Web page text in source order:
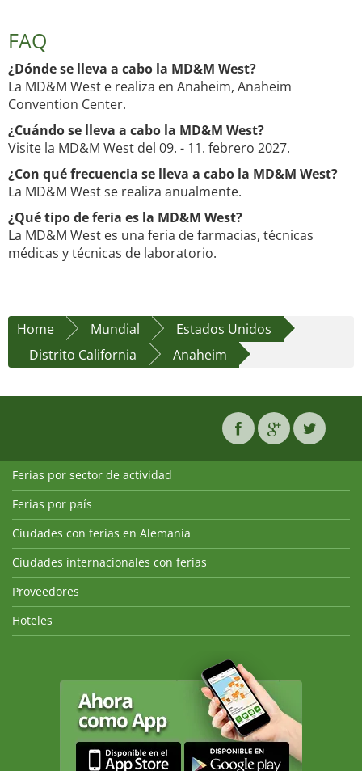
FAQ
¿Dónde se lleva a cabo la MD&M West?
La MD&M West e realiza en Anaheim, Anaheim
Convention Center.
¿Cuándo se lleva a cabo la MD&M West?
Visite la MD&M West del 09. - 11. febrero 2027.
¿Con qué frecuencia se lleva a cabo la MD&M West?
La MD&M West se realiza anualmente.
¿Qué tipo de feria es la MD&M West?
La MD&M West es una feria de farmacias, técnicas
médicas y técnicas de laboratorio.
Home Mundial
Estados Unidos
Distrito California
Anaheim
Ferias por sector de actividad
Ferias por país
Ciudades con ferias en Alemania
Ciudades internacionales con ferias
Proveedores
Hoteles